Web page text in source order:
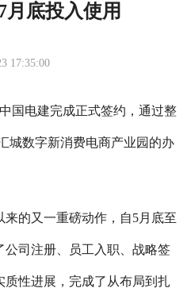
月底投入使用
17:35:00
国电建完成正式签约，通过整
城数字新消费电商产业园 的办
的又一重磅动作，自5月底至
司注册、员工入职、战略签
性进展，完成了从布局到扎